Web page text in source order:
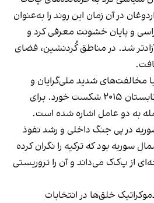
در آن زمان این روند را به‌عنوان
و پایان خشونت معرفی کرد و
شد. در مناطق کُردنشین، فضای
مخالفت‌های شدید ملی‌گرایان و
ارتش ترکیه روبه‌رو بود در تابستان ۲۰۱۵ شکست خورد. برای
به دو عامل اشاره شده است.
در پی جنگ داخلی و رشد نفوذ
سوریه بود که ترکیه را نگران کرده
از پ‌ک‌ک می‌داند و آن را تروریستی
خلق‌ها در انتخابات